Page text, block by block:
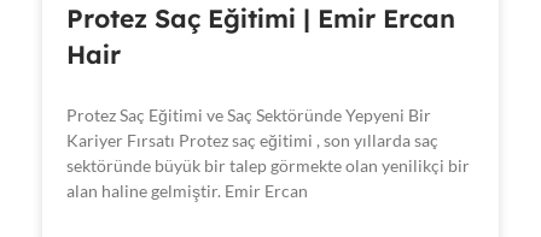
Protez Saç Eğitimi | Emir Ercan
Hair
Protez Saç Eğitimi ve Saç Sektöründe Yepyeni Bir
Kariyer Fırsatı Protez saç eğitimi , son yıllarda saç
sektöründe büyük bir talep görmekte olan yenilikçi bir
alan haline gelmiştir. Emir Ercan